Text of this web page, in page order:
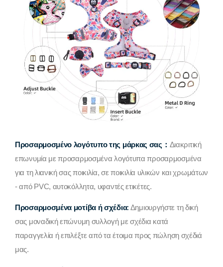
Προσαρμοσμένο λογότυπο της μάρκας σας： Διακριτική
επωνυμία με προσαρμοσμένα λογότυπα προσαρμοσμένα
για τη λιανική σας ποικιλία, σε ποικιλία υλικών και χρωμάτων
- από PVC, αυτοκόλλητα, υφαντές ετικέτες.
Προσαρμοσμένα μοτίβα ή σχέδια: Δημιουργήστε τη δική
σας μοναδική επώνυμη συλλογή με σχέδια κατά
παραγγελία ή επιλέξτε από τα έτοιμα προς πώληση σχέδιά
μας.